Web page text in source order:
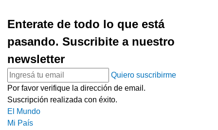
Enterate de todo lo que está
pasando. Suscribite a nuestro
newsletter
Quiero suscribirme
Por favor verifique la dirección de email.
Suscripción realizada con éxito.
El Mundo
Mi País